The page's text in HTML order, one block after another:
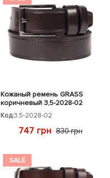
Кожаный ремень GRASS
коричневый 3,5-2028-02
Код:3,5-2028-02
747 грн 830 грн
SALE